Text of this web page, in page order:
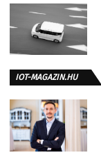
IOT-MAGAZIN.HU